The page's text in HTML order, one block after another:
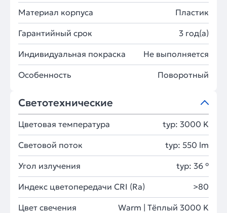
Материал корпуса Пластик
Гарантийный срок 3 год(а)
Индивидуальная покраска Не выполняется
Особенность Поворотный
Светотехнические
Цветовая температура typ: 3000 K
Световой поток typ: 550 lm
Угол излучения typ: 36 °
Индекс цветопередачи CRI (Ra) >80
Цвет свечения Warm | Тёплый 3000 K